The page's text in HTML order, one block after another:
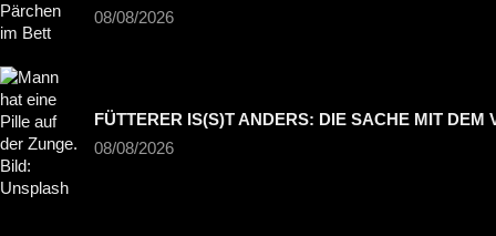
08/08/2026
FÜTTERER IS(S)T ANDERS: DIE SACHE MIT DEM
08/08/2026